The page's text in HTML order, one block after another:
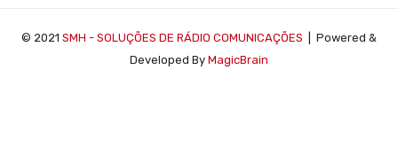
© 2021 SMH - SOLUÇÕES DE RÁDIO COMUNICAÇÕES | Powered &
Developed By MagicBrain